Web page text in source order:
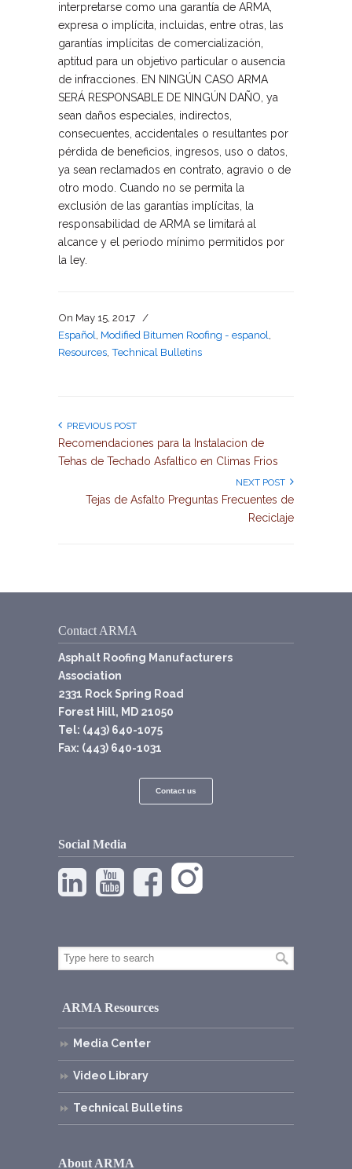
interpretarse como una garantía de ARMA,
expresa o implícita, incluidas, entre otras, las
garantías implícitas de comercialización,
aptitud para un objetivo particular o ausencia
de infracciones. EN NINGÚN CASO ARMA
SERÁ RESPONSABLE DE NINGÚN DAÑO, ya
sean daños especiales, indirectos,
consecuentes, accidentales o resultantes por
pérdida de beneficios, ingresos, uso o datos,
ya sean reclamados en contrato, agravio o de
otro modo. Cuando no se permita la
exclusión de las garantías implícitas, la
responsabilidad de ARMA se limitará al
alcance y el periodo mínimo permitidos por
la ley.
On May 15, 2017
/
Español Modified Bitumen Roofing - espanol
Resources Technical Bulletins
PREVIOUS POST
Recomendaciones para la Instalacion de
Tehas de Techado Asfaltico en Climas Frios
NEXT POST
Tejas de Asfalto Preguntas Frecuentes de
Reciclaje
Contact ARMA
Asphalt Roofing Manufacturers
Association
2331 Rock Spring Road
Forest Hill, MD 21050
Tel: (443) 640-1075
Fax: (443) 640-1031
Contact us
Social Media
ARMA Resources
Media Center
Video Library
Technical Bulletins
About ARMA